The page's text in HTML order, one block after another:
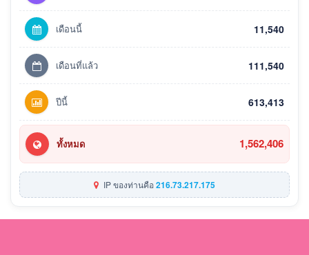
เดือนนี้ 11,540
เดือนที่แล้ว 111,540
ปีนี้ 613,413
ทั้งหมด 1,562,406
IP ของท่านคือ216.73.217.175